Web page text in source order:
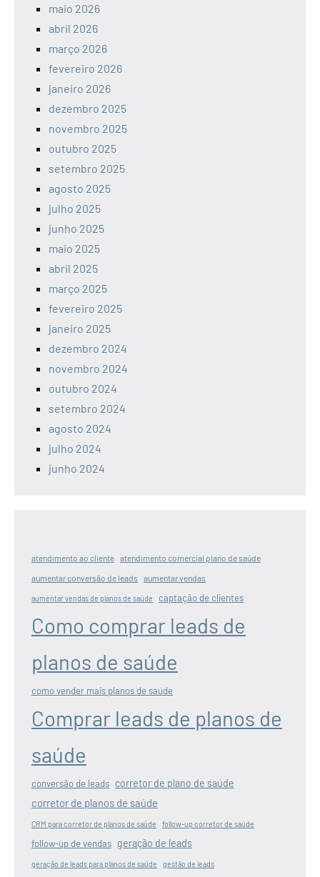
maio 2026
abril 2026
março 2026
fevereiro 2026
janeiro 2026
dezembro 2025
novembro 2025
outubro 2025
setembro 2025
agosto 2025
julho 2025
junho 2025
maio 2025
abril 2025
março 2025
fevereiro 2025
janeiro 2025
dezembro 2024
novembro 2024
outubro 2024
setembro 2024
agosto 2024
julho 2024
junho 2024
atendimento ao cliente atendimento comercial plano de saúde
aumentar conversão de leads
aumentar vendas
aumentar vendas de planos de saúde captação de clientes
Como comprar leads de
planos de saúde
como vender mais planos de saúde
Comprar leads de planos de
saúde
conversão de leads corretor de plano de saúde
corretor de planos de saúde
CRM para corretor de planos de saúde follow-up corretor de saúde
follow-up de vendas geração de leads
geração de leads para planos de saúde gestão de leads